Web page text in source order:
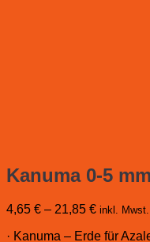
Kanuma 0-5
4,65 € – 21,85 € inkl. Mwst.
· Kanuma – Erde für